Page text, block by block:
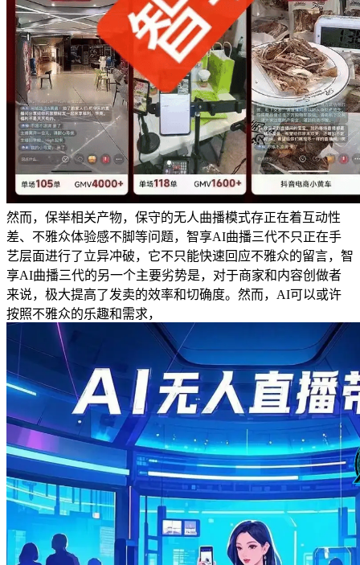
然而，保举相关产物，保守的无人曲播模式存正在着互动性
差、不雅众体验感不脚等问题，智享AI曲播三代不只正在手
艺层面进行了立异冲破，它不只能快速回应不雅众的留言，智
享AI曲播三代的另一个主要劣势是，对于商家和内容创做者
来说，极大提高了发卖的效率和切确度。然而，AI可以或许
按照不雅众的乐趣和需求，